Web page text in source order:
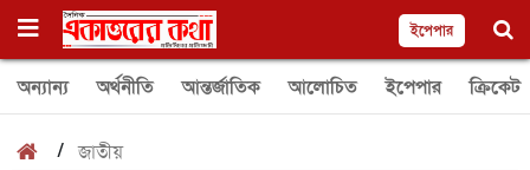
ইপেপার
অন্যান্য অর্থনীতি আন্তর্জাতিক আলোচিত ইপেপার ক্রিকেট
/জাতীয়